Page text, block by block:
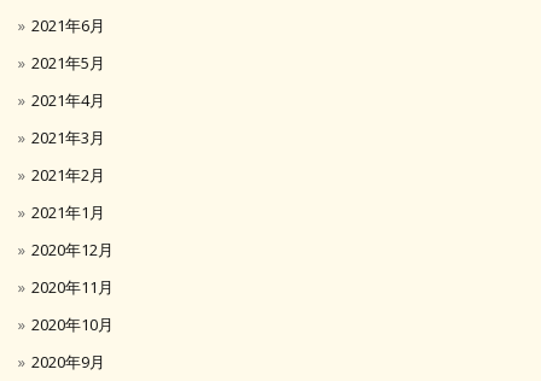
2021年6月
2021年5月
2021年4月
2021年3月
2021年2月
2021年1月
2020年12月
2020年11月
2020年10月
2020年9月